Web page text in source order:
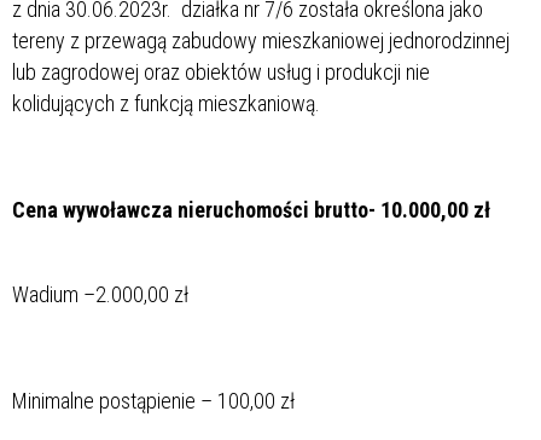
z dnia 30.06.2023r. działka nr 7/6 została określona jako
tereny z przewagą zabudowy mieszkaniowej jednorodzinnej
lub zagrodowej oraz obiektów usług i produkcji nie
kolidujących z funkcją mieszkaniową.
Cena wywoławcza nieruchomości brutto- 10.000,00 zł
Wadium –2.000,00 zł
Minimalne postąpienie – 100,00 zł